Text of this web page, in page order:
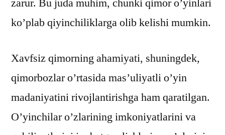
zarur. Bu juda muhim, chunki qimor o’yinlari
ko’plab qiyinchiliklarga olib kelishi mumkin.
Xavfsiz qimorning ahamiyati, shuningdek,
qimorbozlar o’rtasida mas’uliyatli o’yin
madaniyatini rivojlantirishga ham qaratilgan.
O’yinchilar o’zlarining imkoniyatlarini va